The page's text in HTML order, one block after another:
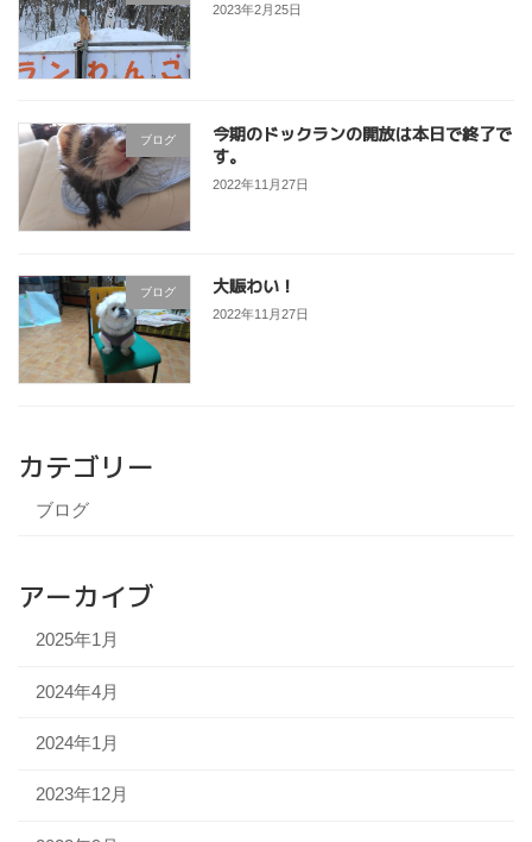
2023年2月25日
ブログ
今期のドックランの開放は本日で終了で
す。
2022年11月27日
ブログ 大賑わい！
2022年11月27日
カテゴリー
ブログ
アーカイブ
2025年1月
2024年4月
2024年1月
2023年12月